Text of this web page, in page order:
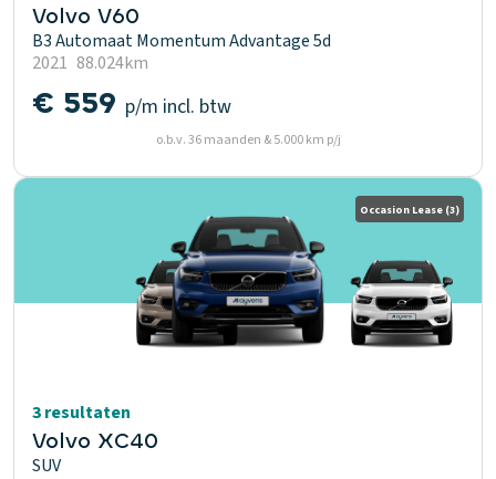
Volvo V60
B3 Automaat Momentum Advantage 5d
2021 88.024km
€ 559 p/m incl. btw
o.b.v. 36 maanden & 5.000 km p/j
Occasion Lease (3)
3 resultaten
Volvo XC40
SUV